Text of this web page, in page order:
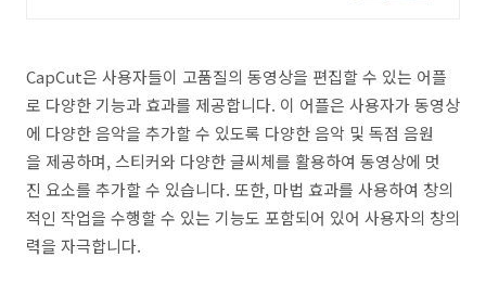
CapCut은 사용자들이 고품질의 동영상을 편집할 수 있는 어플
로 다양한 기능과 효과를 제공합니다. 이 어플은 사용자가 동영상
에 다양한 음악을 추가할 수 있도록 다양한 음악 및 독점 음원
을 제공하며, 스티커와 다양한 글씨체를 활용하여 동영상에 멋
진 요소를 추가할 수 있습니다. 또한, 마법 효과를 사용하여 창의
적인 작업을 수행할 수 있는 기능도 포함되어 있어 사용자의 창의
력을 자극합니다.